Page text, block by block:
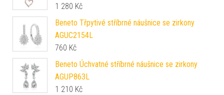
1 280 Kč
Beneto Třpytivé stříbrné náušnice se zirkony
AGUC2154L
760 Kč
Beneto Úchvatné stříbrné náušnice se zirkony
AGUP863L
1 210 Kč